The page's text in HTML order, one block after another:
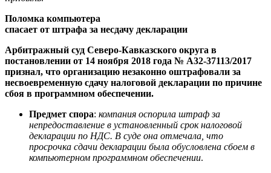
Поломка компьютера
спасает от штрафа за несдачу декларации
Арбитражный суд Северо-Кавказского округа в
постановлении от 14 ноября 2018 года № А32-37113/2017
признал, что организацию незаконно оштрафовали за
несвоевременную сдачу налоговой декларации по причине
сбоя в программном обеспечении.
Предмет спора: компания оспорила штраф за
непредоставление в установленный срок налоговой
декларации по НДС. В суде она отмечала, что
просрочка сдачи декларации была обусловлена сбоем в
компьютерном программном обеспечении.